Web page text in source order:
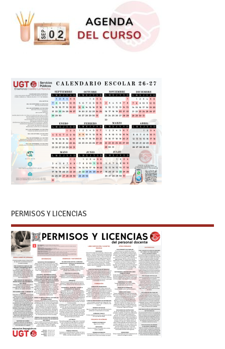
PERMISOS Y LICENCIAS